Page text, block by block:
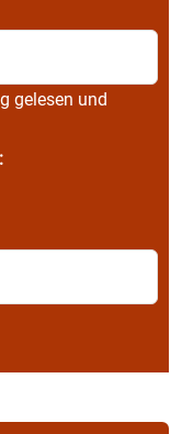
gelesen und